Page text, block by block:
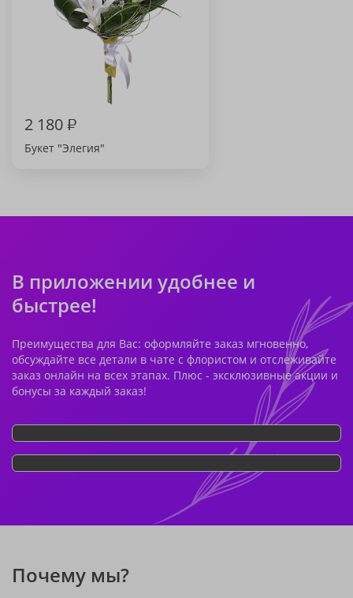
2 180₽
Букет "Элегия"
В приложении удобнее и
быстрее!
Преимущества для Вас: оформляйте заказ мгновенно,
обсуждайте все детали в чате с флористом и отслеживайте
заказ онлайн на всех этапах. Плюс - эксклюзивные акции и
бонусы за каждый заказ!
Почему мы?